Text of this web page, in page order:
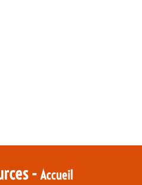
-Accueil